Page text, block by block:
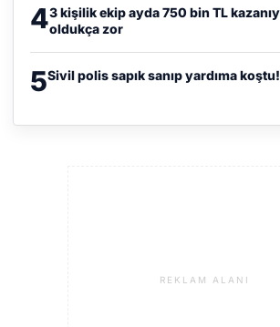
43 kişilik ekip ayda 750 bin TL
oldukça zor
5Sivil polis sapık sanıp yardıma koştu!
REKLAM ALANI